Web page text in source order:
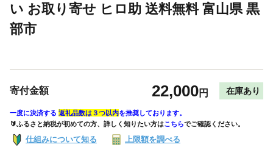
い お取り寄せ ヒロ助 送料無料 富山県 黒
部市
寄付金額 22,000円 在庫あり
一度に決済する 返礼品数は３つ以内を推奨しております。
🔰ふるさと納税が初めての方、詳しく知りたい方はこちらでご確認ください。
仕組みについて知る 上限額を調べる